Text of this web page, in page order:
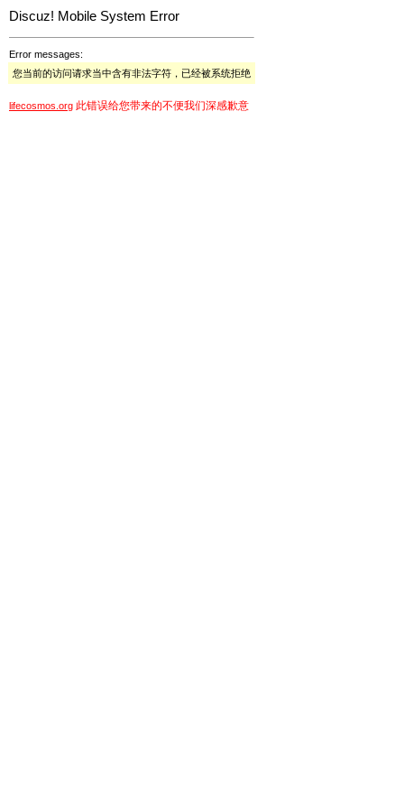
Discuz! Mobile System Error
Error messages:
您当前的访问请求当中含有非法字符，已经被系统拒绝
lifecosmos.org 此错误给您带来的不便我们深感歉意